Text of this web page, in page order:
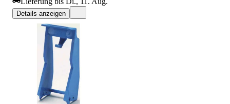
Details anzeigen